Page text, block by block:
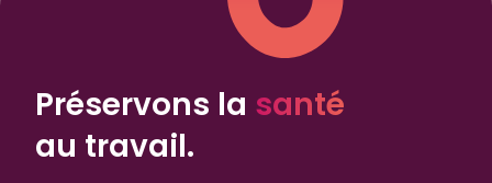
Préservons la santé
au travail.